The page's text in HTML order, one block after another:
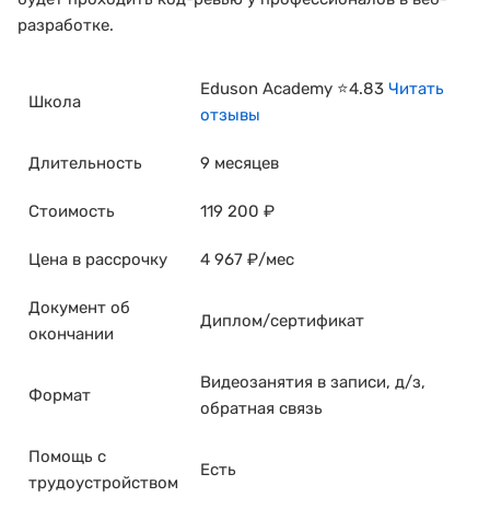
разработке.
Школа
Eduson Academy ⭐4.83 Читать
отзывы
Длительность 9 месяцев
Стоимость 119 200 ₽
Цена в рассрочку 4 967 ₽/мес
Документ об
окончании
Диплом/сертификат
Формат
Видеозанятия в записи, д/з,
обратная связь
Помощь с
трудоустройством
Есть